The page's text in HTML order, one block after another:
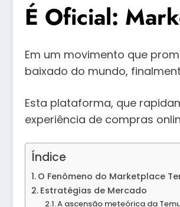
É Oficial:
Em um movimento que
baixado do mundo,
Esta plataforma, que
experiência de compras
Índice
O Fenômeno do Marketplace
Estratégias de Mercado
A ascensão meteórica da